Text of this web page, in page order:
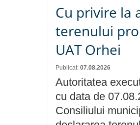
Cu privire la
terenului
UAT Orhei
Publicat: 07.08.2026
Autoritatea
cu data de
Consiliului